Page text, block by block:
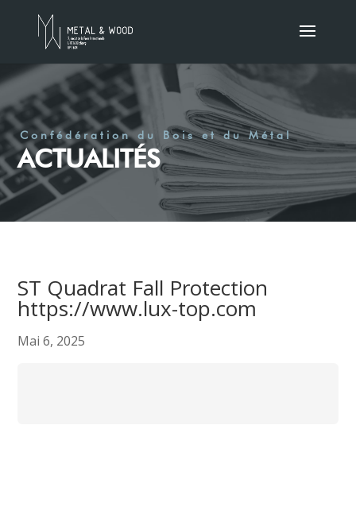
Confédération du Bois et du Métal
ACTUALITÉS
ST Quadrat Fall Protection
https://www.lux-top.com
Mai 6, 2025